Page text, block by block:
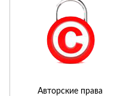
Авторские права